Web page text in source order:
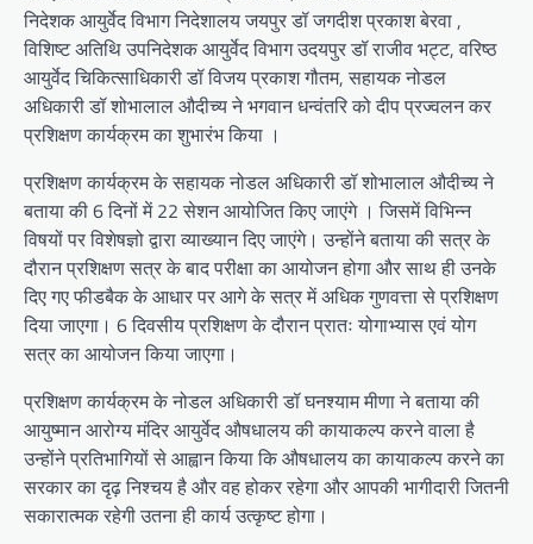
निदेशक आयुर्वेद विभाग निदेशालय जयपुर डॉ जगदीश प्रकाश बेरवा ,
विशिष्ट अतिथि उपनिदेशक आयुर्वेद विभाग उदयपुर डॉ राजीव भट्ट, वरिष्ठ
आयुर्वेद चिकित्साधिकारी डॉ विजय प्रकाश गौतम, सहायक नोडल
अधिकारी डॉ शोभालाल औदीच्य ने भगवान धन्वंतरि को दीप प्रज्वलन कर
प्रशिक्षण कार्यक्रम का शुभारंभ किया ।
प्रशिक्षण कार्यक्रम के सहायक नोडल अधिकारी डॉ शोभालाल औदीच्य ने
बताया की 6 दिनों में 22 सेशन आयोजित किए जाएंगे । जिसमें विभिन्न
विषयों पर विशेषज्ञो द्वारा व्याख्यान दिए जाएंगे। उन्होंने बताया की सत्र के
दौरान प्रशिक्षण सत्र के बाद परीक्षा का आयोजन होगा और साथ ही उनके
दिए गए फीडबैक के आधार पर आगे के सत्र में अधिक गुणवत्ता से प्रशिक्षण
दिया जाएगा। 6 दिवसीय प्रशिक्षण के दौरान प्रातः योगाभ्यास एवं योग
सत्र का आयोजन किया जाएगा।
प्रशिक्षण कार्यक्रम के नोडल अधिकारी डॉ घनश्याम मीणा ने बताया की
आयुष्मान आरोग्य मंदिर आयुर्वेद औषधालय की कायाकल्प करने वाला है
उन्होंने प्रतिभागियों से आह्वान किया कि औषधालय का कायाकल्प करने का
सरकार का दृढ़ निश्चय है और वह होकर रहेगा और आपकी भागीदारी जितनी
सकारात्मक रहेगी उतना ही कार्य उत्कृष्ट होगा।